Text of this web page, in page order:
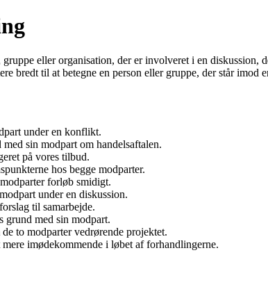
eller organisation, der er involveret i en diskussion,
bredt til at betegne en person eller gruppe, der står imod
under en konflikt.
sin modpart om handelsaftalen.
på vores tilbud.
hos begge modparter.
forløb smidigt.
under en diskussion.
til samarbejde.
grund med sin modpart.
to modparter vedrørende projektet.
imødekommende i løbet af forhandlingerne.